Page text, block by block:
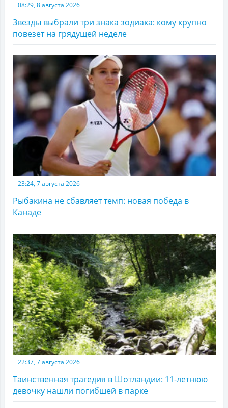
08:29, 8 августа 2026
Звезды выбрали три знака зодиака: кому крупно
повезет на грядущей неделе
23:24, 7 августа 2026
Рыбакина не сбавляет темп: новая победа в
Канаде
22:37, 7 августа 2026
Таинственная трагедия в Шотландии: 11-летнюю
девочку нашли погибшей в парке